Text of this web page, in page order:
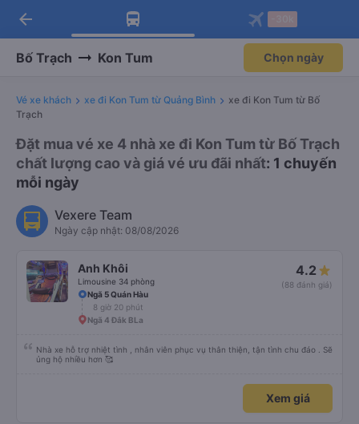
Tải app Vexere ngay!
Nhận ưu đãi thành viên độc
Mở app
Tải app Vexere
-30k/ghế khi đặt vé máy bay qua
Mở app
arrow_back
Bố Trạch Kon Tum Chọn ngày
Vé xe khách xe đi Kon Tum từ Quảng Bình
xe đi Kon Tum từ Bố
Trạch
Đặt mua vé xe 4 nhà xe đi Kon Tum từ Bố Trạch
chất lượng cao và giá vé ưu đãi nhất: 1 chuyến
mỗi ngày
Vexere Team
Ngày cập nhật: 08/08/2026
Anh Khôi
Limousine 34 phòng
4.2
(88 đánh giá)
Ngã 5 Quán Hàu
8 giờ 20 phút
Ngã 4 Đắk BLa
Nhà xe hỗ trợ nhiệt tình , nhân viên phục vụ thân thiện, tận tình chu đáo . Sẽ
ủng hộ nhiều hơn 🥰
Xem giá